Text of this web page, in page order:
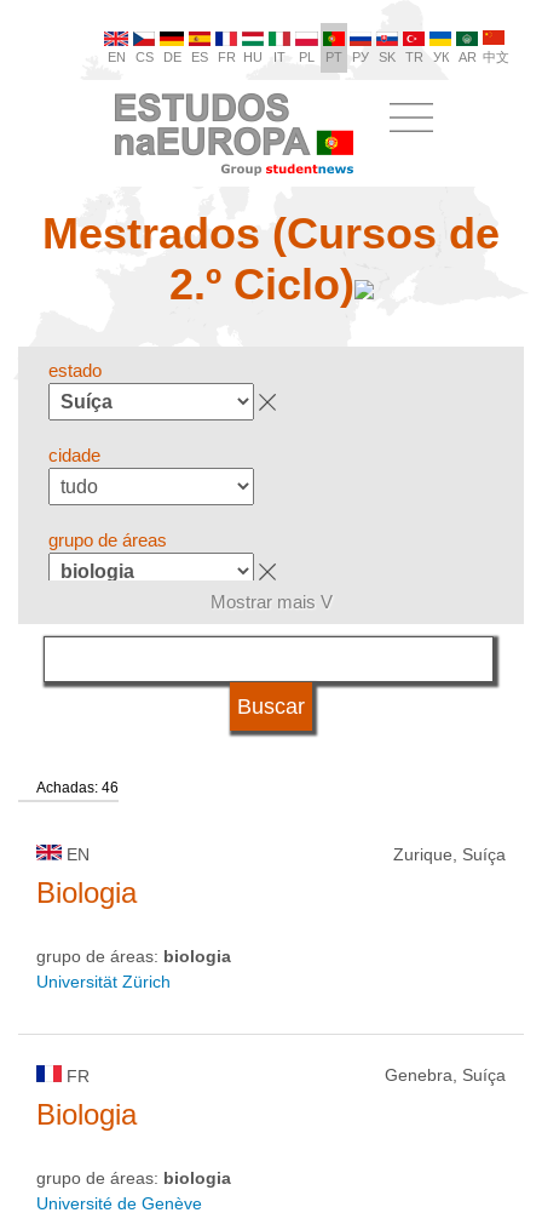
EN CS DE ES FR HU IT PL PT РУ SK TR УК AR 中文
Mestrados (Cursos de
2.º Ciclo)
estado
cidade
grupo de áreas
língua
status de universidade
Mostrar mais V
Achadas: 46
EN Zurique, Suíça
Biologia
grupo de áreas: biologia
Universität Zürich
FR Genebra, Suíça
Biologia
grupo de áreas: biologia
Université de Genève